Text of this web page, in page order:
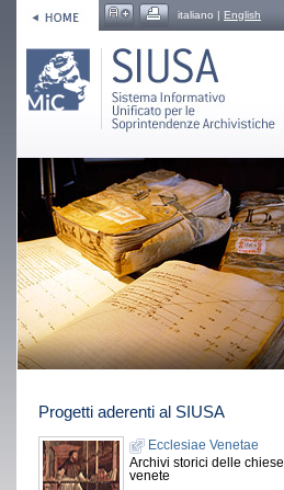
italiano | English
Progetti aderenti al SIUSA
Ecclesiae Venetae
Archivi storici delle chiese
venete